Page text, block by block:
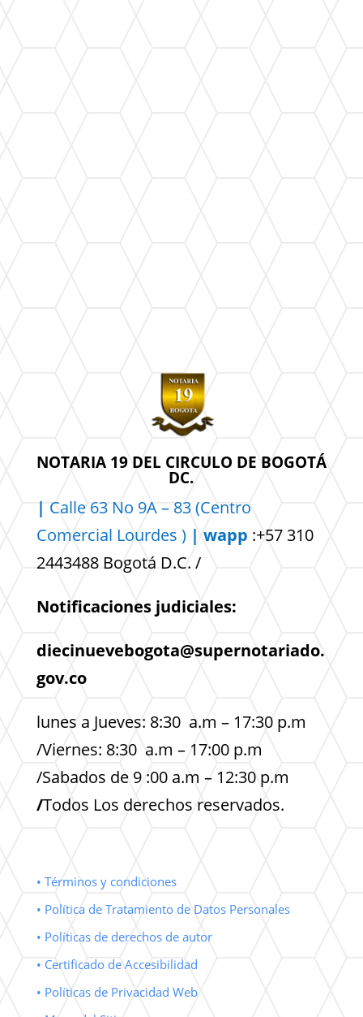
NOTARIA 19 DEL CIRCULO DE BOGOTÁ
DC.
| Calle 63 No 9A – 83 (Centro
Comercial Lourdes ) | wapp :+57 310
2443488 Bogotá D.C. /
Notificaciones judiciales:
diecinuevebogota@supernotariado.
gov.co
lunes a Jueves: 8:30 a.m – 17:30 p.m
/Viernes: 8:30 a.m – 17:00 p.m
/Sabados de 9 :00 a.m – 12:30 p.m
/Todos Los derechos reservados.
• Términos y condiciones
• Política de Tratamiento de Datos Personales
• Políticas de derechos de autor
• Certificado de Accesibilidad
• Políticas de Privacidad Web